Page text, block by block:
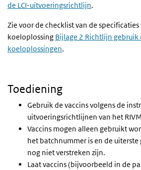
de LCI-uitvoeringsrichtlijn.
Zie voor de checklist van de
koeloplossing Bijlage 2 Richtlijn gebruik
koeloplossingen.
Toediening
Gebruik de vaccins volgens de
uitvoeringsrichtlijnen van het
Vaccins mogen alleen gebruikt
het batchnummer is en de
nog niet verstreken zijn.
Laat vaccins (bijvoorbeeld in de